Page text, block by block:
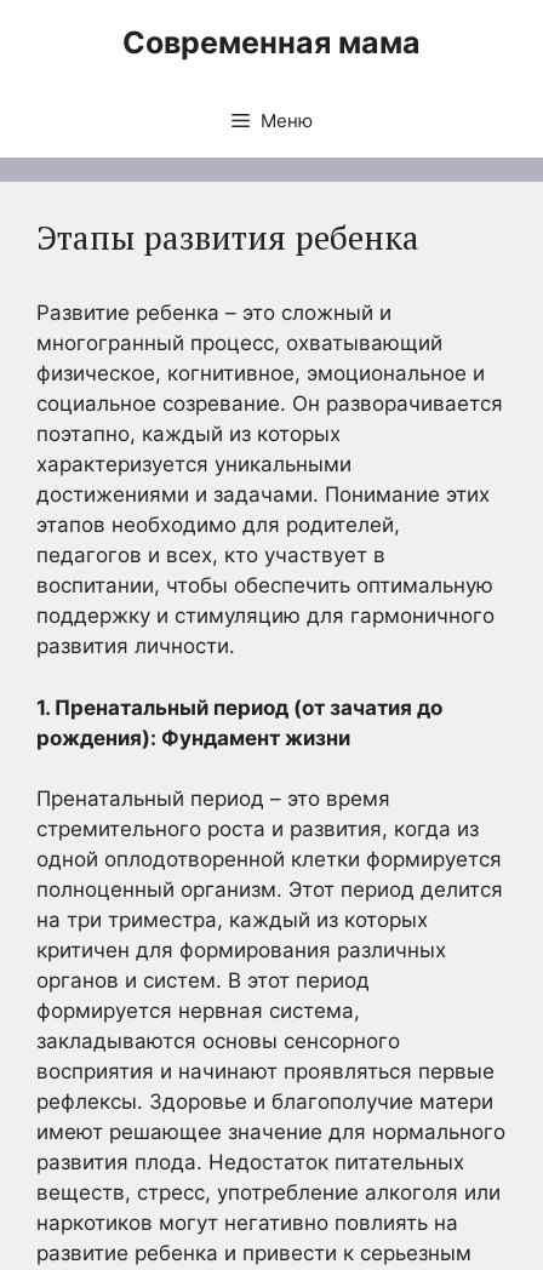
Современная мама
Меню
Этапы развития ребенка
Развитие ребенка – это сложный и
многогранный процесс, охватывающий
физическое, когнитивное, эмоциональное и
социальное созревание. Он разворачивается
поэтапно, каждый из которых
характеризуется уникальными
достижениями и задачами. Понимание этих
этапов необходимо для родителей,
педагогов и всех, кто участвует в
воспитании, чтобы обеспечить оптимальную
поддержку и стимуляцию для гармоничного
развития личности.
1. Пренатальный период (от зачатия до
рождения): Фундамент жизни
Пренатальный период – это время
стремительного роста и развития, когда из
одной оплодотворенной клетки формируется
полноценный организм. Этот период делится
на три триместра, каждый из которых
критичен для формирования различных
органов и систем. В этот период
формируется нервная система,
закладываются основы сенсорного
восприятия и начинают проявляться первые
рефлексы. Здоровье и благополучие матери
имеют решающее значение для нормального
развития плода. Недостаток питательных
веществ, стресс, употребление алкоголя или
наркотиков могут негативно повлиять на
развитие ребенка и привести к серьезным